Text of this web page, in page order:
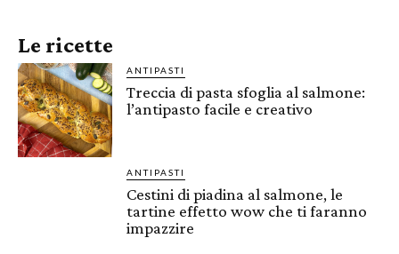
Le ricette
ANTIPASTI
Treccia di pasta sfoglia al salmone:
l’antipasto facile e creativo
ANTIPASTI
Cestini di piadina al salmone, le
tartine effetto wow che ti faranno
impazzire